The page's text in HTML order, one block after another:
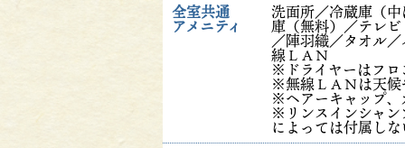
全室共通
アメニティ
洗面所／冷蔵庫（
庫（無料）／テレ
／陣羽織／タオル
線ＬＡＮ
※ドライヤーはフロ
※無線ＬＡＮは天候
※ヘアーキャップ、
※リンスインシャン
によっては付属し